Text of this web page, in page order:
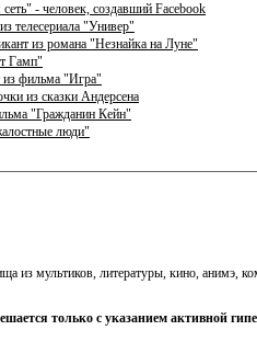
- человек, создавший Facebook
телесериала "Универ"
из романа "Незнайка на Луне"
Гамп"
из фильма "Игра"
из сказки Андерсена
"Гражданин Кейн"
люди"
из мультиков, литературы, кино,
только с указанием активной